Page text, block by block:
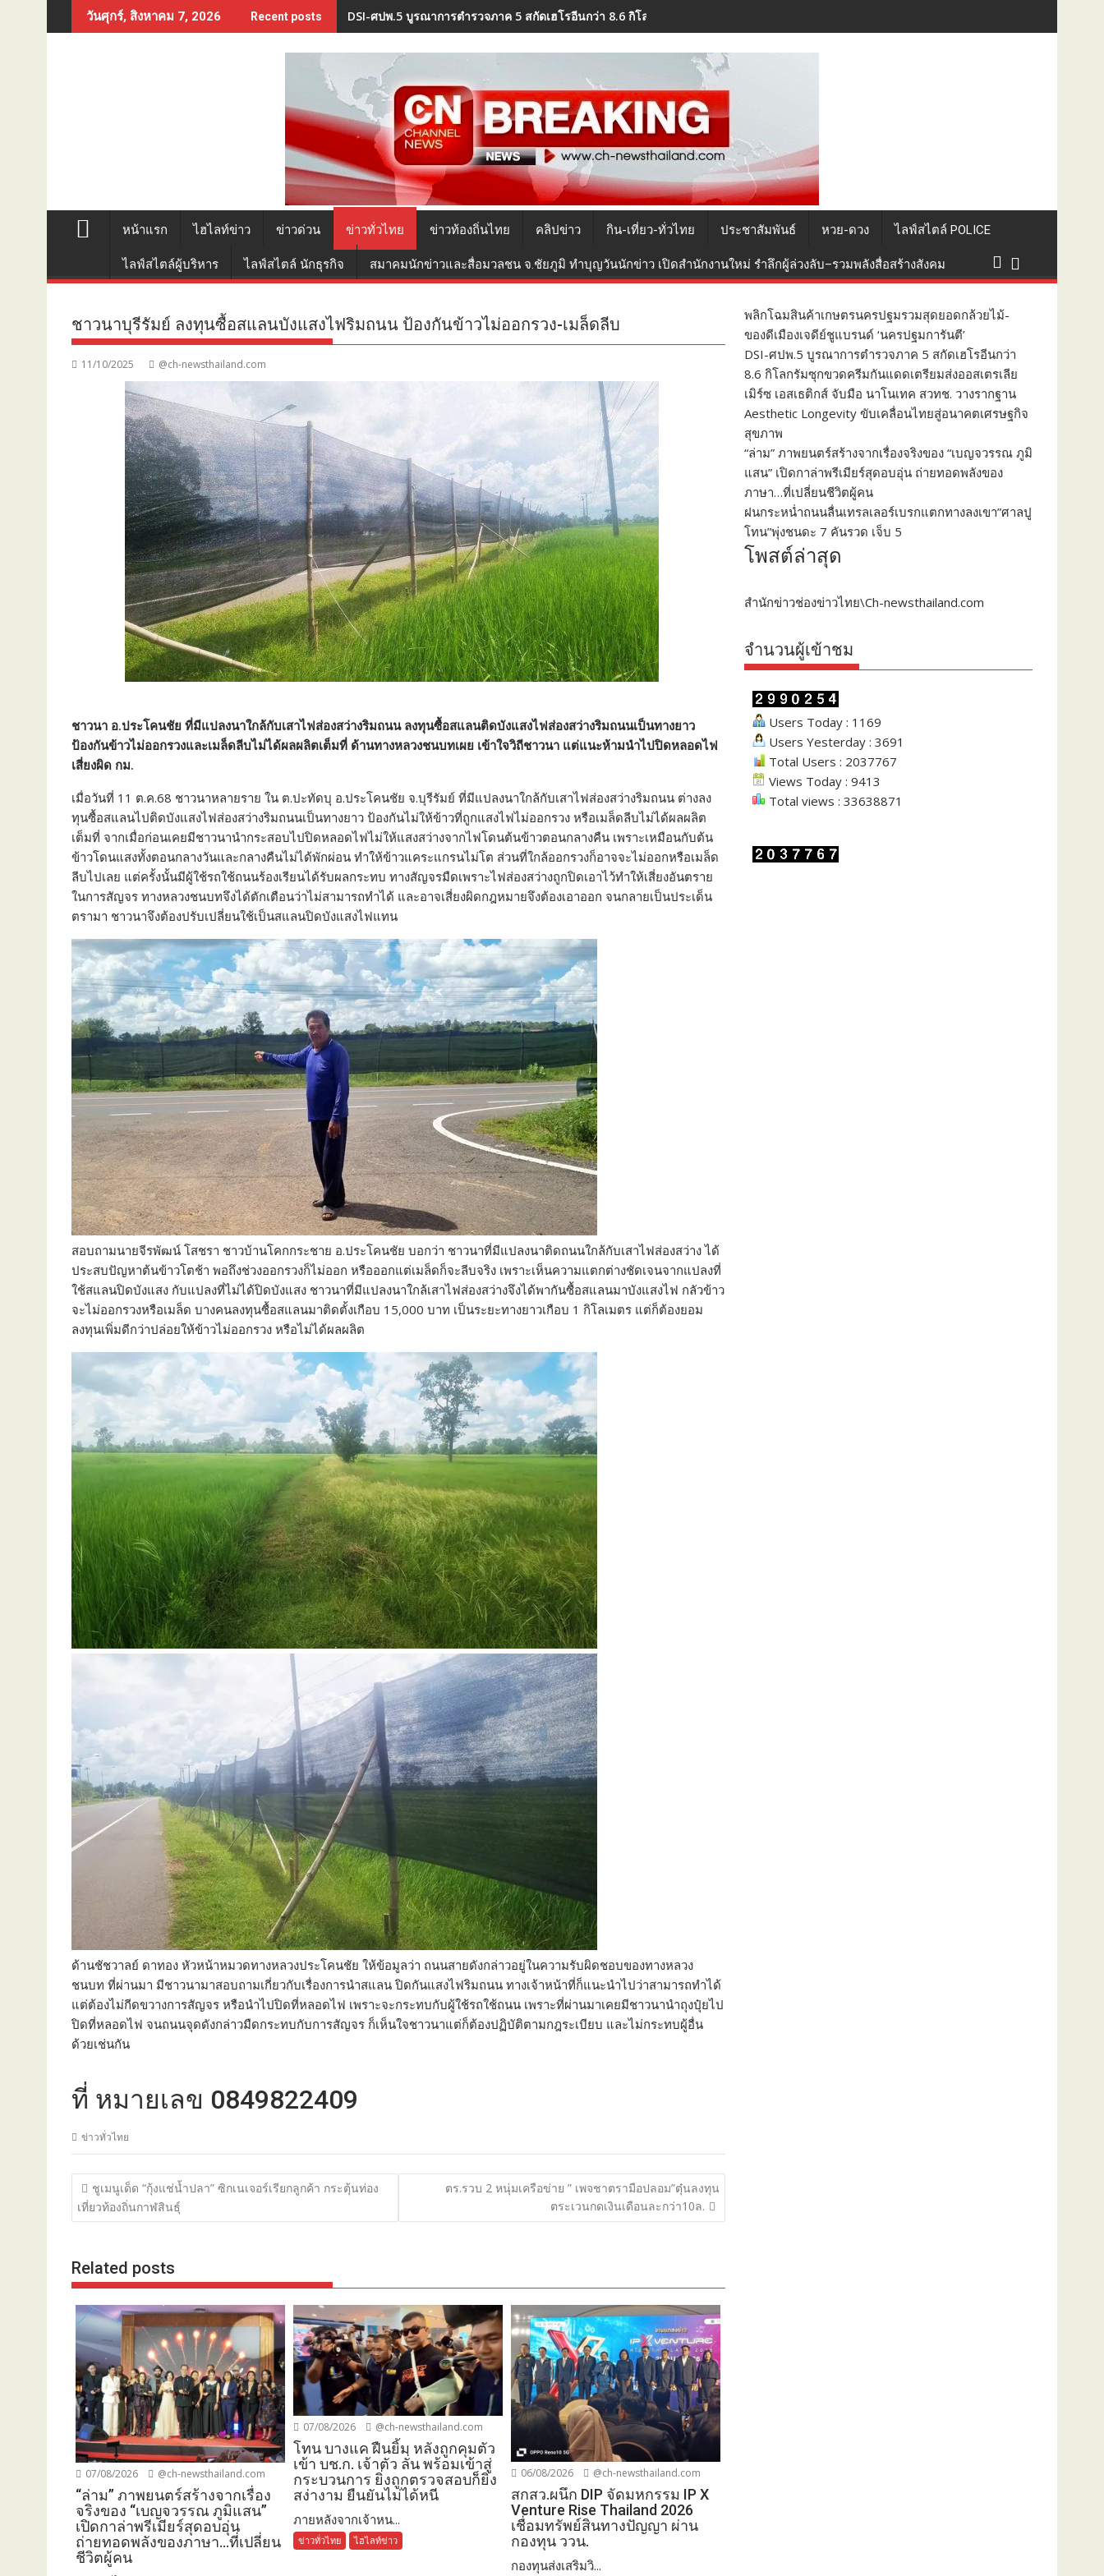
to
วันศุกร์, สิงหาคม 7, 2026 Recent posts DSI-ศปพ.5 บูรณาการตำรวจภาค 5 สกัดเฮโรอีนกว่า 8.6 กิโลกรัมซุกขวดครีมกันแดดเตรียมส่งออสเตรเลีย
หน้าแรก ไฮไลท์ข่าว ข่าวด่วน ข่าวทั่วไทย ข่าวท้องถิ่นไทย คลิปข่าว กิน-เที่ยว-ทั่วไทย ประชาสัมพันธ์ หวย-ดวง ไลฟ์สไตล์ POLICE
ไลฟ์สไตล์ผู้บริหาร ไลฟ์สไตล์ นักธุรกิจ สมาคมนักข่าวและสื่อมวลชน จ.ชัยภูมิ ทำบุญวันนักข่าว เปิดสำนักงานใหม่ รำลึกผู้ล่วงลับ–รวมพลังสื่อสร้างสังคม
ชาวนาบุรีรัมย์ ลงทุนซื้อสแลนบังแสงไฟริมถนน ป้องกันข้าวไม่ออกรวง-เมล็ดลีบ
11/10/2025 @ch-newsthailand.com
ชาวนา อ.ประโคนชัย ที่มีแปลงนาใกล้กับเสาไฟส่องสว่างริมถนน ลงทุนซื้อสแลนติดบังแสงไฟส่องสว่างริมถนนเป็นทางยาว
ป้องกันข้าวไม่ออกรวงและเมล็ดลีบไม่ได้ผลผลิตเต็มที่ ด้านทางหลวงชนบทเผย เข้าใจวิถีชาวนา แต่แนะห้ามนำไปปิดหลอดไฟ
เสี่ยงผิด กม.
เมื่อวันที่ 11 ต.ค.68 ชาวนาหลายราย ใน ต.ปะทัดบุ อ.ประโคนชัย จ.บุรีรัมย์ ที่มีแปลงนาใกล้กับเสาไฟส่องสว่างริมถนน ต่างลง
ทุนซื้อสแลนไปติดบังแสงไฟส่องสว่างริมถนนเป็นทางยาว ป้องกันไม่ให้ข้าวที่ถูกแสงไฟไม่ออกรวง หรือเมล็ดลีบไม่ได้ผลผลิต
เต็มที่ จากเมื่อก่อนเคยมีชาวนานำกระสอบไปปิดหลอดไฟไม่ให้แสงสว่างจากไฟโดนต้นข้าวตอนกลางคืน เพราะเหมือนกับต้น
ข้าวโดนแสงทั้งตอนกลางวันและกลางคืนไม่ได้พักผ่อน ทำให้ข้าวแคระแกรนไม่โต ส่วนที่ใกล้ออกรวงก็อาจจะไม่ออกหรือเมล็ด
ลีบไปเลย แต่ครั้งนั้นมีผู้ใช้รถใช้ถนนร้องเรียนได้รับผลกระทบ ทางสัญจรมืดเพราะไฟส่องสว่างถูกปิดเอาไว้ทำให้เสี่ยงอันตราย
ในการสัญจร ทางหลวงชนบทจึงได้ตักเตือนว่าไม่สามารถทำได้ และอาจเสี่ยงผิดกฎหมายจึงต้องเอาออก จนกลายเป็นประเด็น
ตรามา ชาวนาจึงต้องปรับเปลี่ยนใช้เป็นสแลนปิดบังแสงไฟแทน
สอบถามนายจีรพัฒน์ โสชรา ชาวบ้านโคกกระชาย อ.ประโคนชัย บอกว่า ชาวนาที่มีแปลงนาติดถนนใกล้กับเสาไฟส่องสว่าง ได้
ประสบปัญหาต้นข้าวโตช้า พอถึงช่วงออกรวงก็ไม่ออก หรือออกแต่เมล็ดก็จะลีบจริง เพราะเห็นความแตกต่างชัดเจนจากแปลงที่
ใช้สแลนปิดบังแสง กับแปลงที่ไม่ได้ปิดบังแสง ชาวนาที่มีแปลงนาใกล้เสาไฟส่องสว่างจึงได้พากันซื้อสแลนมาบังแสงไฟ กลัวข้าว
จะไม่ออกรวงหรือเมล็ด บางคนลงทุนซื้อสแลนมาติดตั้งเกือบ 15,000 บาท เป็นระยะทางยาวเกือบ 1 กิโลเมตร แต่ก็ต้องยอม
ลงทุนเพิ่มดีกว่าปล่อยให้ข้าวไม่ออกรวง หรือไม่ได้ผลผลิต
ด้านชัชวาลย์ ดาทอง หัวหน้าหมวดทางหลวงประโคนชัย ให้ข้อมูลว่า ถนนสายดังกล่าวอยู่ในความรับผิดชอบของทางหลวง
ชนบท ที่ผ่านมา มีชาวนามาสอบถามเกี่ยวกับเรื่องการนำสแลน ปิดกันแสงไฟริมถนน ทางเจ้าหน้าที่ก็แนะนำไปว่าสามารถทำได้
แต่ต้องไม่กีดขวางการสัญจร หรือนำไปปิดที่หลอดไฟ เพราะจะกระทบกับผู้ใช้รถใช้ถนน เพราะที่ผ่านมาเคยมีชาวนานำถุงปุ๋ยไป
ปิดที่หลอดไฟ จนถนนจุดดังกล่าวมืดกระทบกับการสัญจร ก็เห็นใจชาวนาแต่ก็ต้องปฏิบัติตามกฎระเบียบ และไม่กระทบผู้อื่น
ด้วยเช่นกัน
หมายเลข 0849822409
ข่าวทั่วไทย
แนะแนว
เรื่อง
ชูเมนูเด็ด “กุ้งแช่น้ำปลา” ซิกเนเจอร์เรียกลูกค้า กระตุ้นท่อง
เที่ยวท้องถิ่นกาฬสินธุ์
ตร.รวบ 2 หนุ่มเครือข่าย ” เพจชาตรามือปลอม”ตุ๋นลงทุน
ตระเวนกดเงินเดือนละกว่า10ล.
Related posts
07/08/2026 @ch-newsthailand.com
“ล่าม” ภาพยนตร์สร้างจากเรื่อง
จริงของ “เบญจวรรณ ภูมิแสน”
เปิดกาล่าพรีเมียร์สุดอบอุ่น
ถ่ายทอดพลังของภาษา…ที่เปลี่ยน
ชีวิตผู้คน
07/08/2026 @ch-newsthailand.com
โทน บางแค ฝืนยิ้ม หลังถูกคุมตัว
เข้า บช.ก. เจ้าตัว ลั่น พร้อมเข้าสู่
กระบวนการ ยิ่งถูกตรวจสอบก็ยิ่ง
สง่างาม ยืนยันไม่ได้หนี
ภายหลังจากเจ้าหน...
ข่าวทั่วไทย ไฮไลท์ข่าว
06/08/2026 @ch-newsthailand.com
สกสว.ผนึก DIP จัดมหกรรม IP X
Venture Rise Thailand 2026
เชื่อมทรัพย์สินทางปัญญา ผ่าน
กองทุน ววน.
กองทุนส่งเสริมวิ...
พลิกโฉมสินค้าเกษตรนครปฐมรวมสุดยอดกล้วยไม้-
ของดีเมืองเจดีย์ชูแบรนด์ ‘นครปฐมการันตี’
DSI-ศปพ.5 บูรณาการตำรวจภาค 5 สกัดเฮโรอีนกว่า
8.6 กิโลกรัมซุกขวดครีมกันแดดเตรียมส่งออสเตรเลีย
เมิร์ซ เอสเธติกส์ จับมือ นาโนเทค สวทช. วางรากฐาน
Aesthetic Longevity ขับเคลื่อนไทยสู่อนาคตเศรษฐกิจ
สุขภาพ
“ล่าม” ภาพยนตร์สร้างจากเรื่องจริงของ “เบญจวรรณ ภูมิ
แสน” เปิดกาล่าพรีเมียร์สุดอบอุ่น ถ่ายทอดพลังของ
ภาษา…ที่เปลี่ยนชีวิตผู้คน
ฝนกระหน่ำถนนลื่นเทรลเลอร์เบรกแตกทางลงเขา”ศาลปู
โทน”พุ่งชนดะ 7 คันรวด เจ็บ 5
โพสต์ล่าสุด
สำนักข่าวช่องข่าวไทย\Ch-newsthailand.com
จำนวนผู้เข้าชม
Users Today : 1169
Users Yesterday : 3691
Total Users : 2037767
Views Today : 9413
Total views : 33638871